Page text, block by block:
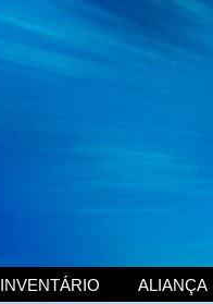
INVENTÁRIO ALIANÇA